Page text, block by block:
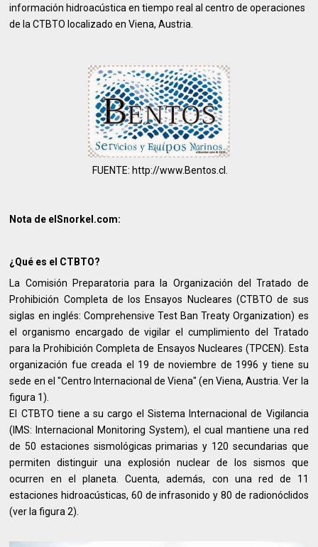
información hidroacústica en tiempo real al centro de operaciones
de la CTBTO localizado en Viena, Austria.
FUENTE: http://www.Bentos.cl.
Nota de elSnorkel.com:
¿Qué es el CTBTO?
La Comisión Preparatoria para la Organización del Tratado de
Prohibición Completa de los Ensayos Nucleares (CTBTO de sus
siglas en inglés: Comprehensive Test Ban Treaty Organization) es
el organismo encargado de vigilar el cumplimiento del Tratado
para la Prohibición Completa de Ensayos Nucleares (TPCEN). Esta
organización fue creada el 19 de noviembre de 1996 y tiene su
sede en el "Centro Internacional de Viena" (en Viena, Austria. Ver la
figura 1).
El CTBTO tiene a su cargo el Sistema Internacional de Vigilancia
(IMS: Internacional Monitoring System), el cual mantiene una red
de 50 estaciones sismológicas primarias y 120 secundarias que
permiten distinguir una explosión nuclear de los sismos que
ocurren en el planeta. Cuenta, además, con una red de 11
estaciones hidroacústicas, 60 de infrasonido y 80 de radionóclidos
(ver la figura 2).